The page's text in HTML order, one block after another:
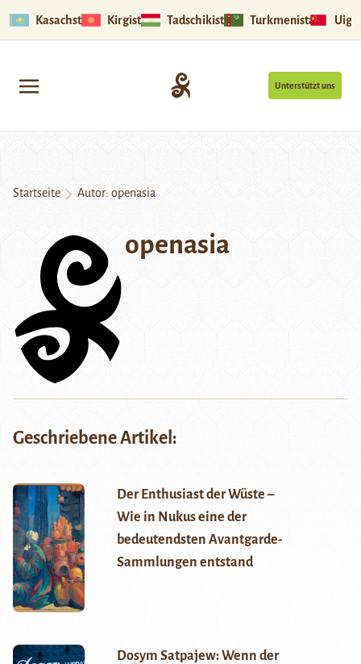
Kasachstan Kirgistan Tadschikistan Turkmenistan
Unterstützt uns
Startseite Autor: openasia
openasia
Geschriebene Artikel:
Der Enthusiast der Wüste –
Wie in Nukus eine der
bedeutendsten Avantgarde-
Sammlungen entstand
Dosym Satpajew: Wenn der